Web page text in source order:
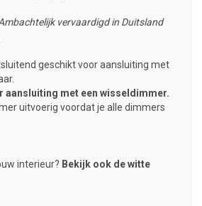
vervaardigd in Duitsland
geschikt voor aansluiting met
aansluiting met een wisseldimmer.
uitvoerig voordat je alle dimmers
interieur? Bekijk ook de witte